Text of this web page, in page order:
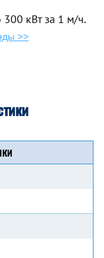
кВт за 1 м/ч.
>>